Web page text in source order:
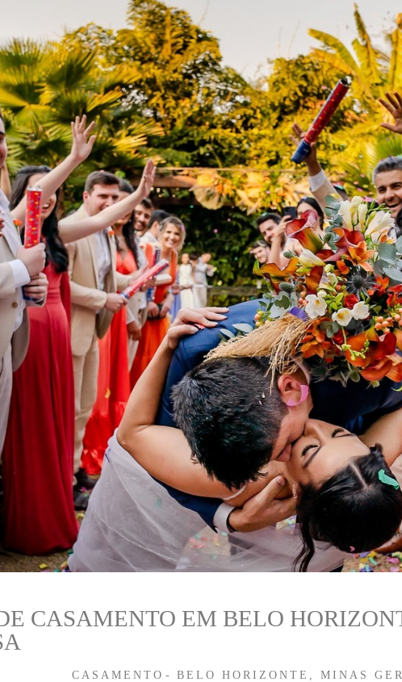
CASAMENTO BELO HORIZONTE, MINAS
CASAMENTO EM BELO